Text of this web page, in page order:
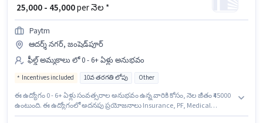
₹ 25,000 - 45,000per నెల *
Paytm
ఆదర్శ్ నగర్, జంషెడ్‌పూర్
ఫీల్డ్ అమ్మకాలు లో 0 - 6+ ఏళ్లు అనుభవం
Incentives included 10వ తరగతి లోపు Other
ఈ ఉద్యోగం 0 - 6+ ఏళ్లు సంవత్సరాల అనుభవం ఉన్న వారికి కోసం, నెల జీతం ₹45000
ఉంటుంది. ఈ ఉద్యోగంలో అదనపు ప్రయోజనాలు Insurance, PF, Medical